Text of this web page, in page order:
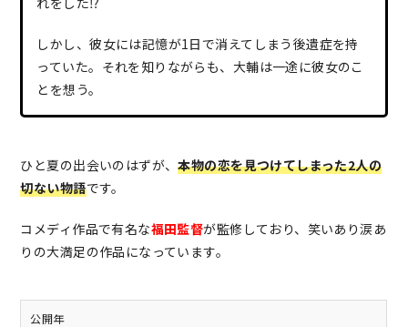
しかし、彼女には記憶が1日で消えてしまう後遺症を持
っていた。それを知りながらも、大輔は一途に彼女のこ
とを想う。
ひと夏の出会いのはずが、本物の恋を見つけてしまった2人の
切ない物語です。
コメディ作品で有名な福田監督が監修しており、笑いあり涙あ
りの大満足の作品になっています。
公開年